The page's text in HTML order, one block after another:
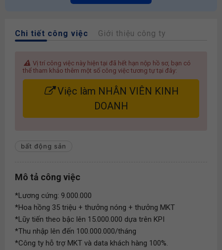
Chi tiết công việc Giới thiệu công ty
Vị trí công việc này hiện tại đã hết hạn nộp hồ sơ, bạn có
thể tham khảo thêm một số công việc tương tự tại đây:
Việc làm NHÂN VIÊN KINH
DOANH
bất động sản
Mô tả công việc
*Lương cứng: 9.000.000
*Hoa hồng 35 triệu + thưởng nóng + thưởng MKT
*Lũy tiến theo bậc lên 15.000.000 dựa trên KPI
*Thu nhập lên đến 100.000.000/tháng
*Công ty hỗ trợ MKT và data khách hàng 100%.